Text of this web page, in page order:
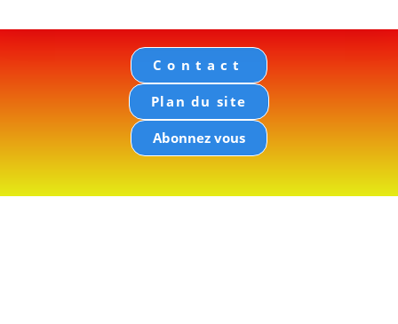
Contact
Plan du site
Abonnez vous